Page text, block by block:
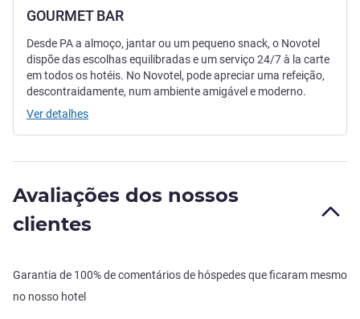
GOURMET BAR
Desde PA a almoço, jantar ou um pequeno snack, o Novotel
dispõe das escolhas equilibradas e um serviço 24/7 à la carte
em todos os hotéis. No Novotel, pode apreciar uma refeição,
descontraidamente, num ambiente amigável e moderno.
Ver detalhes
Avaliações dos nossos
clientes
Garantia de 100% de comentários de hóspedes que ficaram mesmo
no nosso hotel